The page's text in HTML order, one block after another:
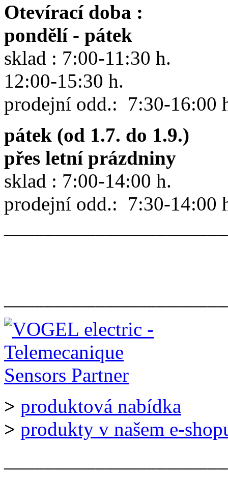
Otevírací doba :
pondělí - pátek
sklad : 7:00-11:30 h.
12:00-15:30 h.
prodejní odd.: 7:30-16:00
pátek (od 1.7. do 1.9.)
přes letní prázdniny
sklad : 7:00-14:00 h.
prodejní odd.: 7:30-14:00
> produktová nabídka
> produkty v našem e-